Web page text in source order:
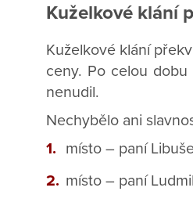
Kuželkové klání
Kuželkové klání
ceny. Po celou
nenudil.
Nechybělo ani
místo – paní
místo – paní